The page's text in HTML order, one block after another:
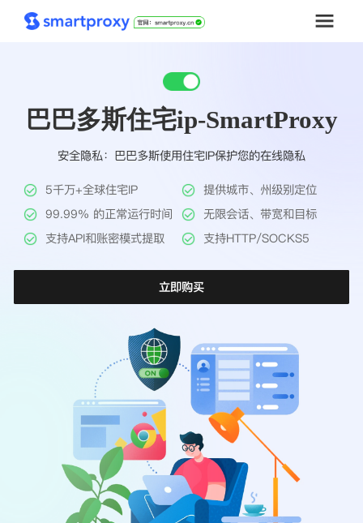
套餐购买
解决方案
工具
帮助中心
巴巴多斯住宅ip-SmartProxy
安全隐私：巴巴多斯使用住宅IP保护您的在线隐私
5千万+全球住宅IP
提供城市、州级别定位
99.99% 的正常运行时间
无限会话、带宽和目标
支持API和账密模式提取
支持HTTP/SOCKS5
立即购买